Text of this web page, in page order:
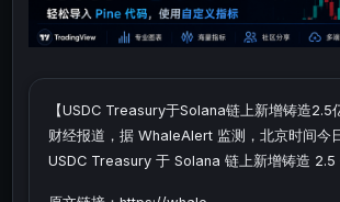
【USDC Treasury于Solana链上新增铸造2.5
财经报道，据 WhaleAlert 监测，北京时间今
USDC Treasury 于 Solana 链上新增铸造 2.5